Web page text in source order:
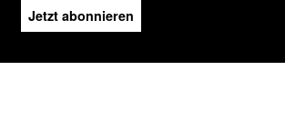
Jetzt abonnieren